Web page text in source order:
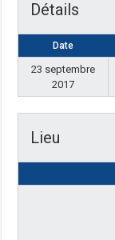
Détails
Date
23 septembre
2017
Lieu